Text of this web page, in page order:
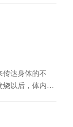
药物降温，同
还是泌尿系感
传达身体的不
烧以后，体内白
般低烧，采取
流、促进散